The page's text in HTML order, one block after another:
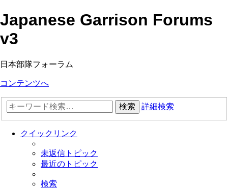
Japanese Garrison Forums
v3
日本部隊フォーラム
コンテンツへ
検索 詳細検索
クイックリンク
未返信トピック
最近のトピック
検索